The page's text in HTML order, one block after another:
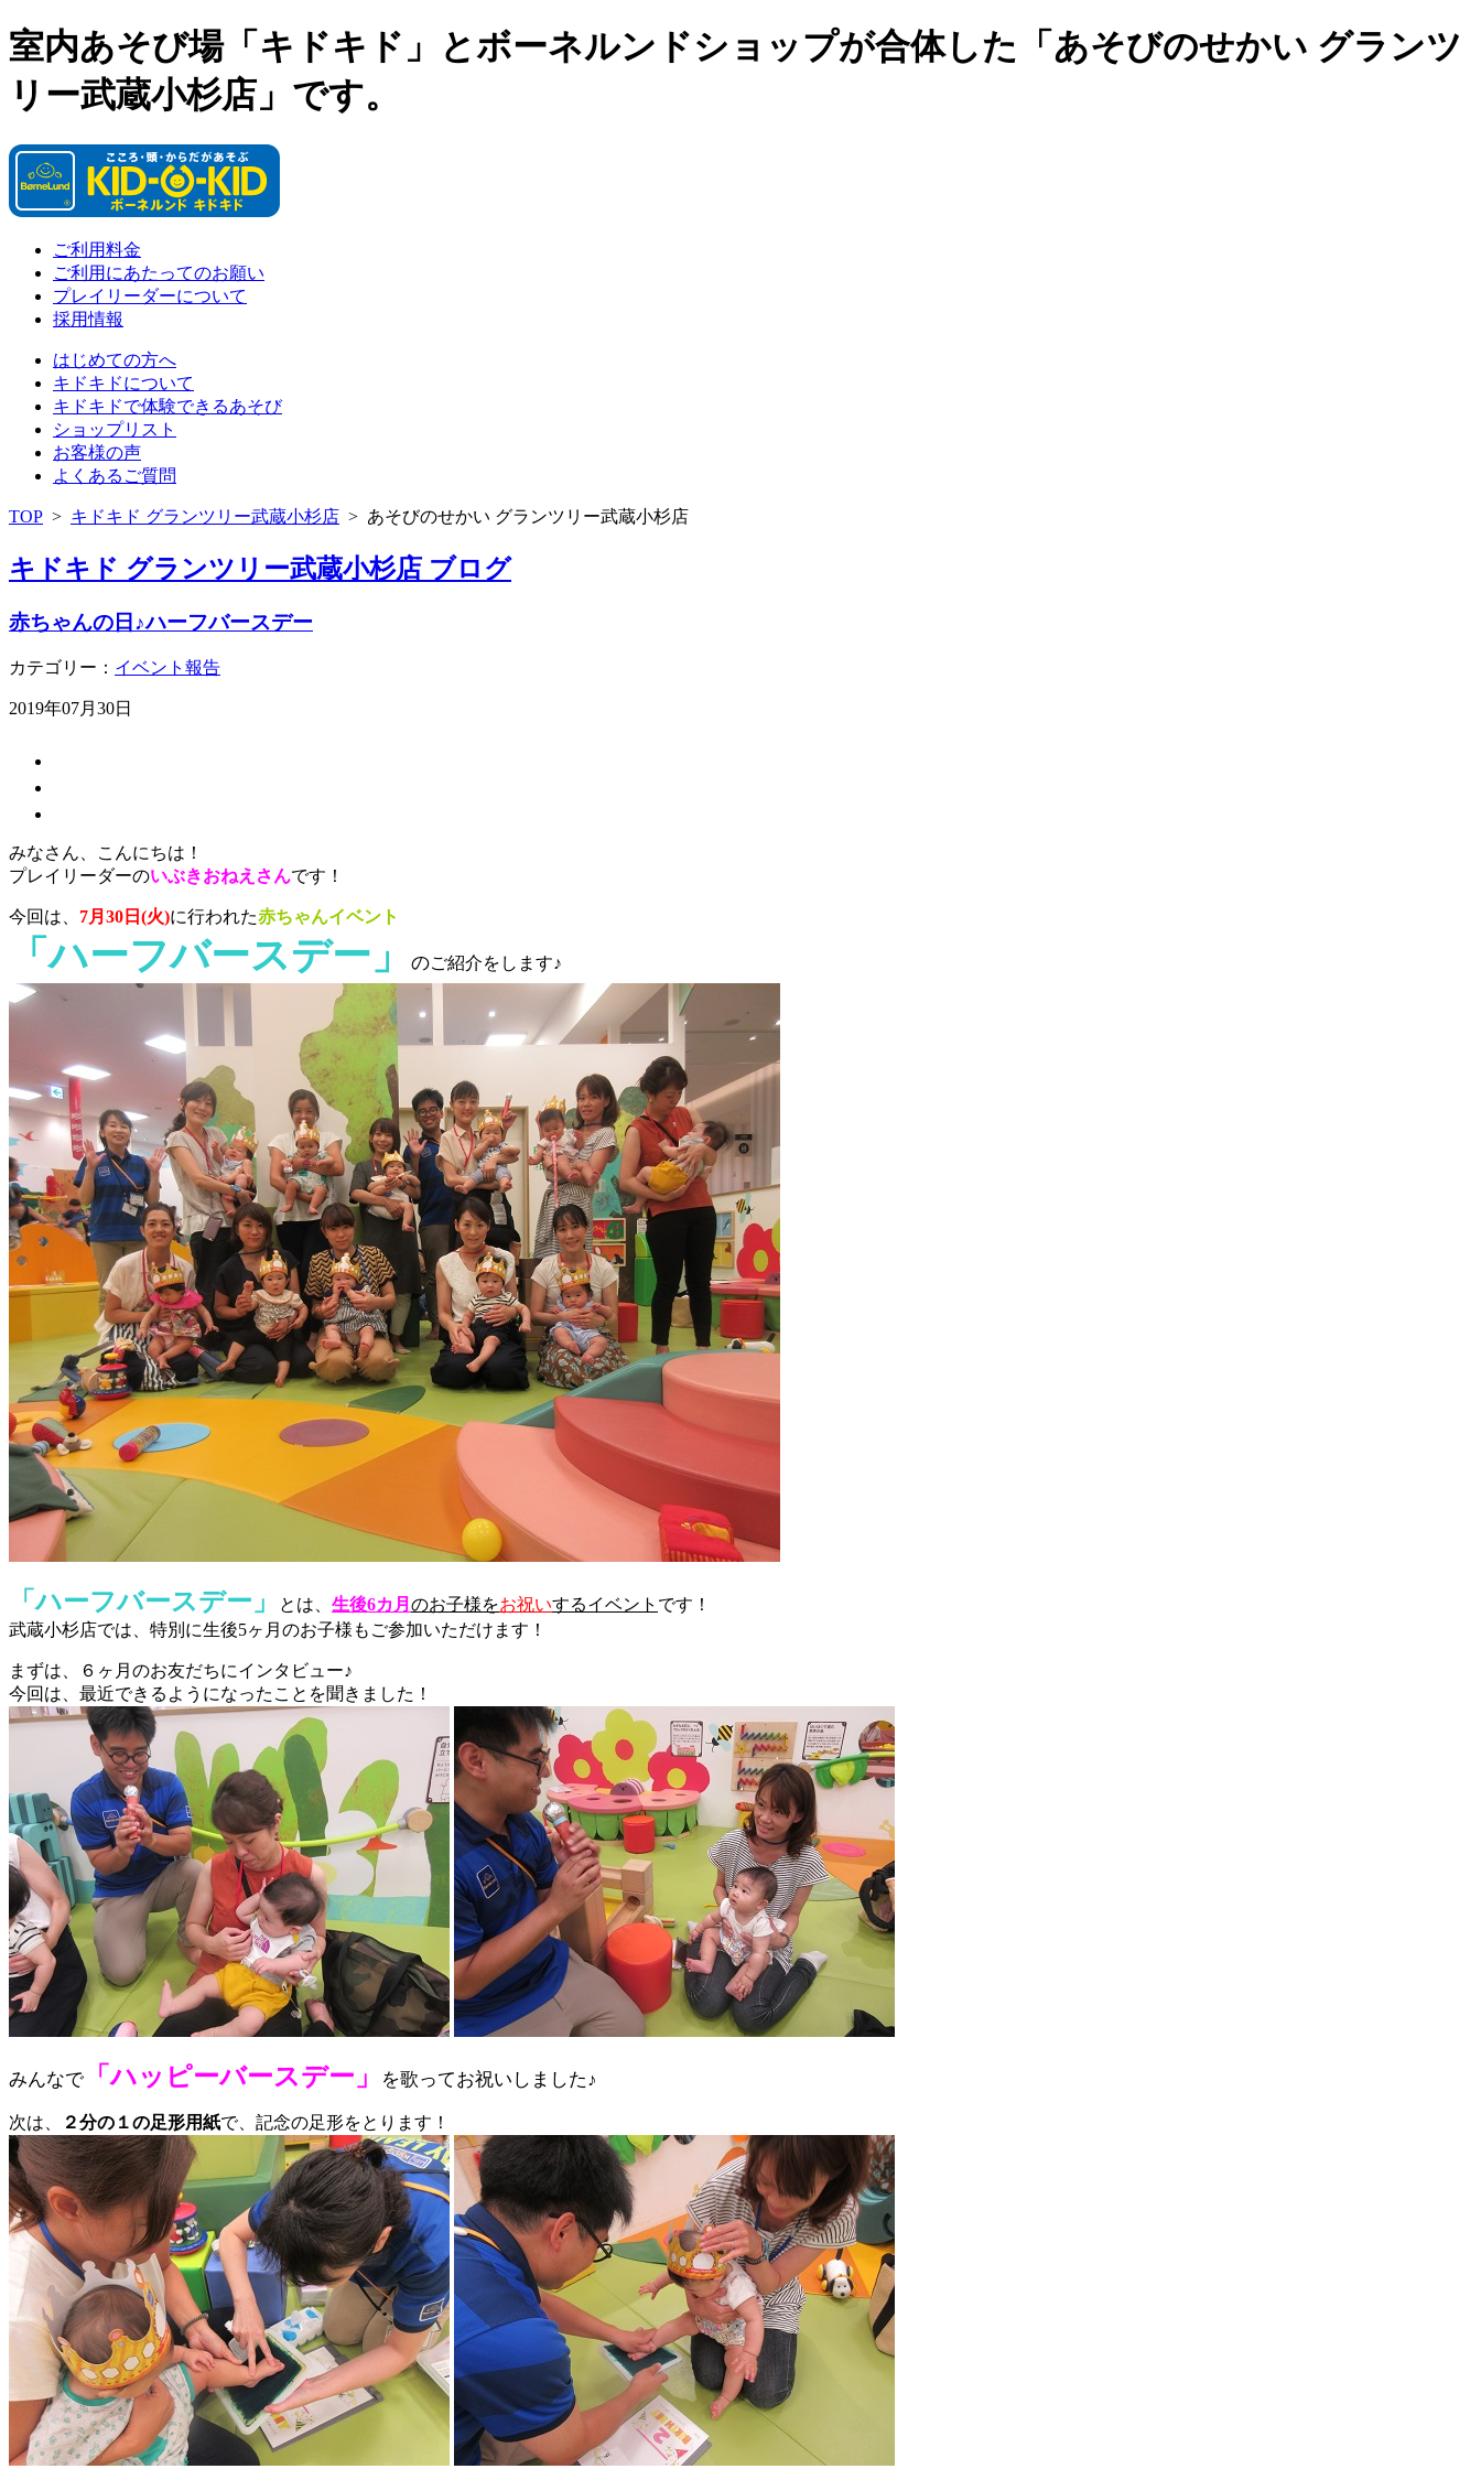
室内あそび場「キドキド」とボーネルンドショップが合体した「あそびのせかい グランツ
リー武蔵小杉店」です。
ご利用料金
ご利用にあたってのお願い
プレイリーダーについて
採用情報
はじめての方へ
キドキドについて
キドキドで体験できるあそび
ショップリスト
お客様の声
よくあるご質問
TOP > キドキド グランツリー武蔵小杉店 > あそびのせかい グランツリー武蔵小杉店
キドキド グランツリー武蔵小杉店 ブログ
赤ちゃんの日♪ハーフバースデー
カテゴリー： イベント報告
2019年07月30日
みなさん、こんにちは！
プレイリーダーのいぶきおねえさんです！
今回は、 7月30日(火)に行われた赤ちゃんイベント
「ハーフバースデー」 のご紹介をします♪
「ハーフバースデー」 とは、 生後6カ月 のお子様をお祝いするイベント です！
武蔵小杉店では、特別に生後5ヶ月のお子様もご参加いただけます！
まずは、６ヶ月のお友だちにインタビュー♪
今回は、最近できるようになったことを聞きました！
みんなで「ハッピーバースデー」 を歌ってお祝いしました♪
次は、 ２分の１の足形用紙で、記念の足形をとります！